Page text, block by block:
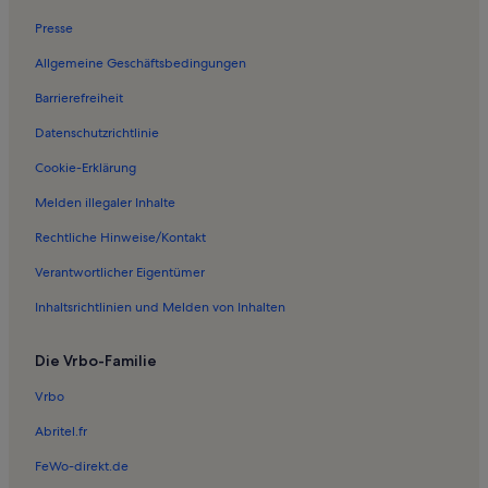
Ferienwohnungen in Ribnitzer Großes Moor
Ferienwohnungen in Ostseebad Dierhagen
Ferienwohnungen in Strand Dierhagen
Ferienwohnungen in Neuhaus
Ferienwohnungen in Müritz
Ferienwohnungen in Altheide
Ferienwohnungen in Dierhagen Dorf
Ferienunterkünfte am Meer in Warnemünde
Ferienwohnungen und Apartments in Warnemünde
Häuser in Klockenhagen
Ferienwohnungen und Apartments in Klockenhagen
Häuser in Blankenhagen
Presse
Allgemeine Geschäftsbedingungen
Barrierefreiheit
Datenschutzrichtlinie
Cookie-Erklärung
Melden illegaler Inhalte
Rechtliche Hinweise/Kontakt
Verantwortlicher Eigentümer
Inhaltsrichtlinien und Melden von Inhalten
Die Vrbo-Familie
Vrbo
Abritel.fr
FeWo-direkt.de